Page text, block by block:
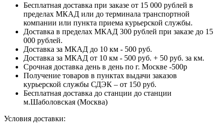
Бесплатная доставка при заказе от 15 000 рублей в
пределах МКАД или до терминала транспортной
компании или пункта приема курьерской службы.
Доставка в пределах МКАД 300 рублей при заказе до 15
000 рублей.
Доставка за МКАД до 10 км - 500 руб.
Доставка за МКАД от 10 км - 500 руб. + 50 руб. за км.
Срочная доставка день в день по г. Москве -500р
Получение товаров в пунктах выдачи заказов
курьерской службы СДЭК – от 150 руб.
Бесплатная доставка до станции до станции
м.Шаболовская (Москва)
Условия доставки: